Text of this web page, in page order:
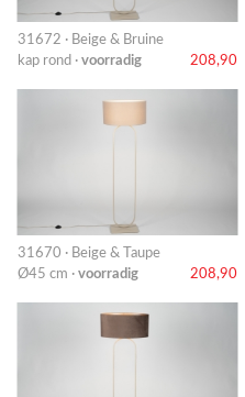
31672 · Beige & Bruine
kap rond · voorradig 208,90
31670 · Beige & Taupe
Ø45 cm · voorradig 208,90